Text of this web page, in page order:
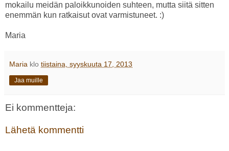
mokailu meidän paloikkunoiden suhteen, mutta siitä sitten
enemmän kun ratkaisut ovat varmistuneet. :)
Maria
Maria klo tiistaina, syyskuuta 17, 2013
Jaa muille
Ei kommentteja:
Lähetä kommentti